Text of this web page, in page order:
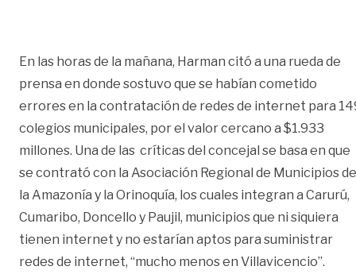
En las horas de la mañana, Harman citó a una rueda de
prensa en donde sostuvo que se habían cometido
errores en la contratación de redes de internet para
colegios municipales, por el valor cercano a $1.933
millones. Una de las críticas del concejal se basa en que
se contrató con la Asociación Regional de Municipios de
la Amazonía y la Orinoquía, los cuales integran a Carurú,
Cumaribo, Doncello y Paujil, municipios que ni siquiera
tienen internet y no estarían aptos para suministrar
redes de internet, “mucho menos en Villavicencio”.